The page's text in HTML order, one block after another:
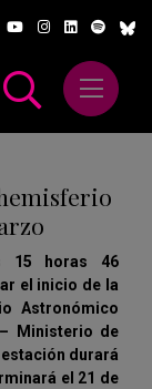
Abrir
15 horas 46
el inicio de la
Astronómico
Ministerio de
durará
el 21 de